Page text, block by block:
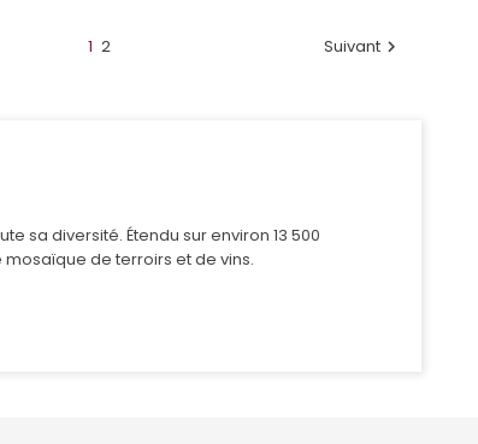
1 2 Suivant
sa diversité. Étendu sur environ 13 500
de terroirs et de vins.